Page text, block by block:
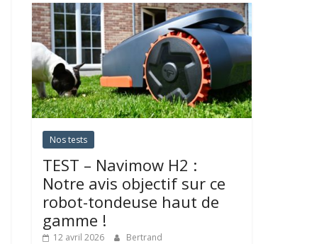
Nos tests
TEST – Navimow H2 :
Notre avis objectif sur ce
robot-tondeuse haut de
gamme !
12 avril 2026 Bertrand